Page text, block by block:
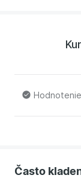
hogy
Často